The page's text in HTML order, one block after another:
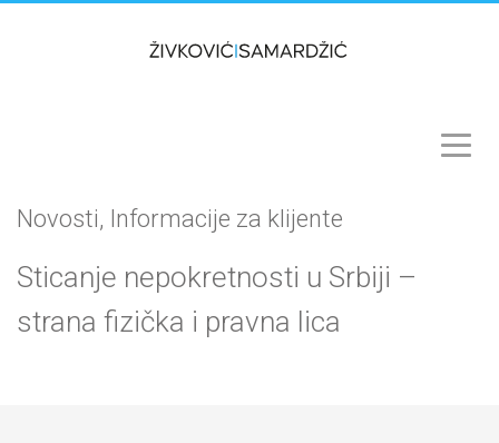
Novosti, Informacije za klijente
Sticanje nepokretnosti u Srbiji –
strana fizička i pravna lica